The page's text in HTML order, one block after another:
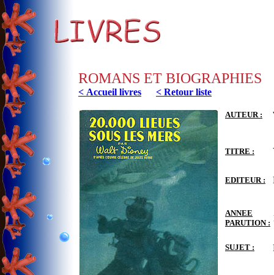
ROMANS ET BIOGRAPHIES
< Accueil livres < Retour liste
AUTEUR :
TITRE :
EDITEUR :
ANNEE
PARUTION :
SUJET :